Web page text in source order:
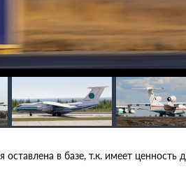
в базе, т.к. имеет ценность